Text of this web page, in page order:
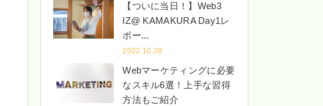
【ついに当日！】Web3
IZ@ KAMAKURA Day1レ
ポー...
2022.10.28
Webマーケティングに必要
なスキル6選！上手な習得
方法もご紹介